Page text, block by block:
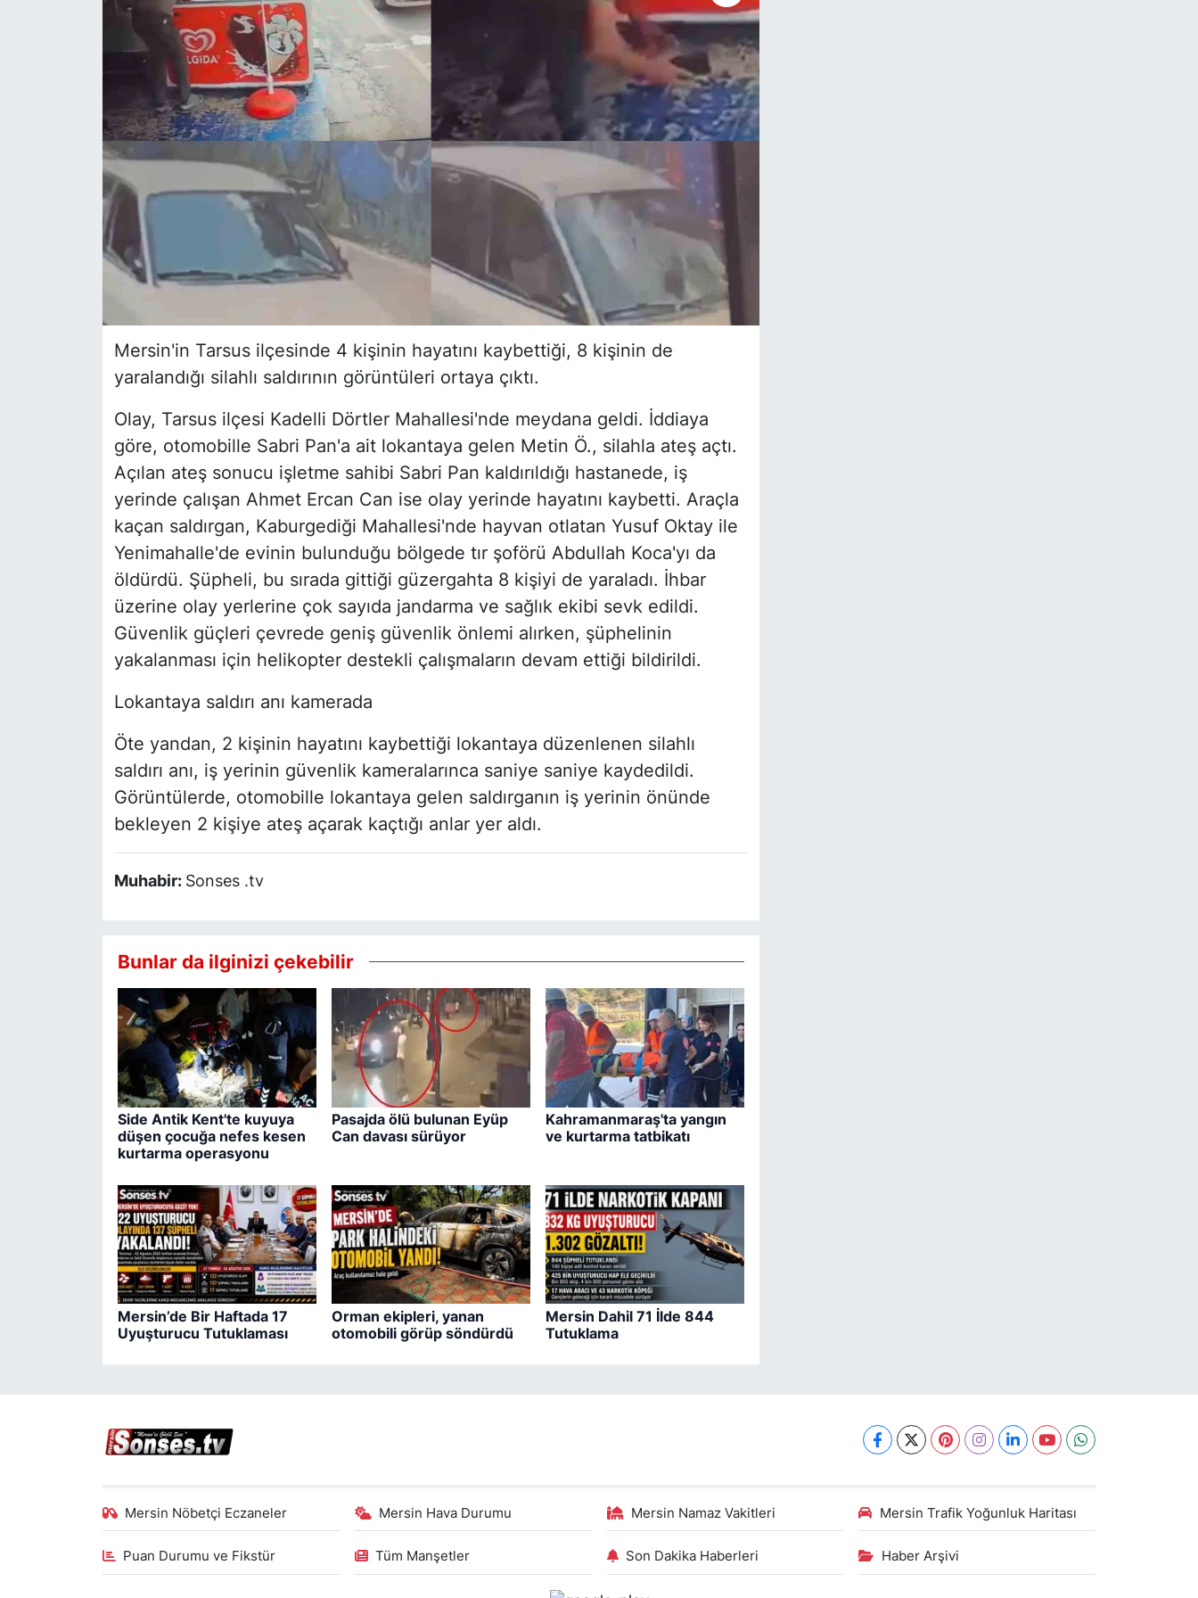
Mersin'in Tarsus ilçesinde 4 kişinin hayatını kaybettiği, 8 kişinin de
yaralandığı silahlı saldırının görüntüleri ortaya çıktı.
Olay, Tarsus ilçesi Kadelli Dörtler Mahallesi'nde meydana geldi. İddiaya
göre, otomobille Sabri Pan'a ait lokantaya gelen Metin Ö., silahla ateş açtı.
Açılan ateş sonucu işletme sahibi Sabri Pan kaldırıldığı hastanede, iş
yerinde çalışan Ahmet Ercan Can ise olay yerinde hayatını kaybetti. Araçla
kaçan saldırgan, Kaburgediği Mahallesi'nde hayvan otlatan Yusuf Oktay ile
Yenimahalle'de evinin bulunduğu bölgede tır şoförü Abdullah Koca'yı da
öldürdü. Şüpheli, bu sırada gittiği güzergahta 8 kişiyi de yaraladı. İhbar
üzerine olay yerlerine çok sayıda jandarma ve sağlık ekibi sevk edildi.
Güvenlik güçleri çevrede geniş güvenlik önlemi alırken, şüphelinin
yakalanması için helikopter destekli çalışmaların devam ettiği bildirildi.
Lokantaya saldırı anı kamerada
Öte yandan, 2 kişinin hayatını kaybettiği lokantaya düzenlenen silahlı
saldırı anı, iş yerinin güvenlik kameralarınca saniye saniye kaydedildi.
Görüntülerde, otomobille lokantaya gelen saldırganın iş yerinin önünde
bekleyen 2 kişiye ateş açarak kaçtığı anlar yer aldı.
Muhabir: Sonses .tv
Bunlar da ilginizi çekebilir
Side Antik Kent'te kuyuya
düşen çocuğa nefes kesen
kurtarma operasyonu
Pasajda ölü bulunan Eyüp
Can davası sürüyor
Kahramanmaraş'ta yangın
ve kurtarma tatbikatı
Mersin’de Bir Haftada 17
Uyuşturucu Tutuklaması
Orman ekipleri, yanan
otomobili görüp söndürdü
Mersin Dahil 71 İlde 844
Tutuklama
Mersin Nöbetçi Eczaneler Mersin Hava Durumu Mersin Namaz Vakitleri Mersin Trafik Yoğunluk Haritası
Puan Durumu ve Fikstür Tüm Manşetler Son Dakika Haberleri Haber Arşivi
Haberde insan
Tanıtım